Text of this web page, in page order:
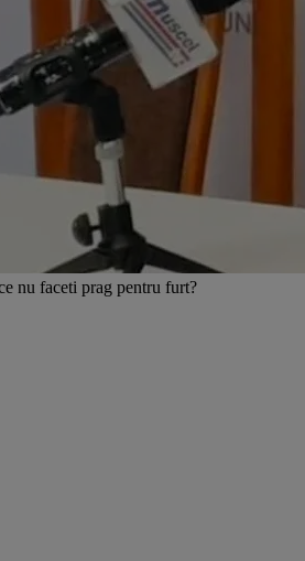
nu faceti prag pentru furt?